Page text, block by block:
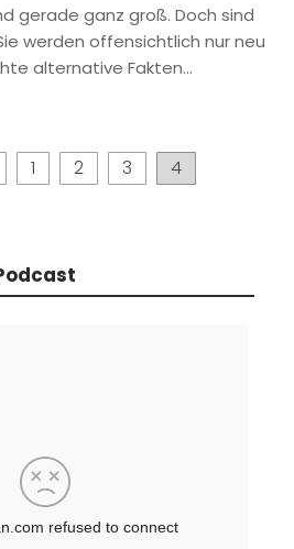
gerade ganz groß. Doch sind
werden offensichtlich nur neu
alternative Fakten…
1 2 3 4